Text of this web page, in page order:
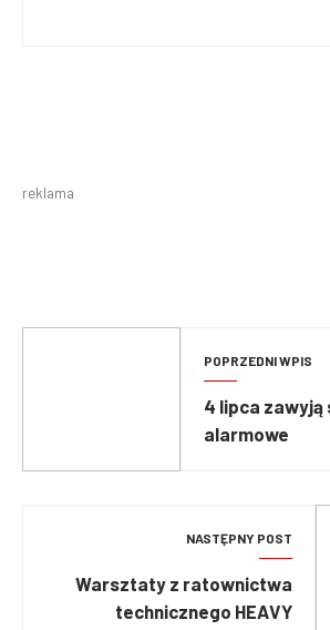
reklama
POPRZEDNI WPIS
4 lipca zawyją
alarmowe
NASTĘPNY POST
Warsztaty z ratownictwa
technicznego HEAVY